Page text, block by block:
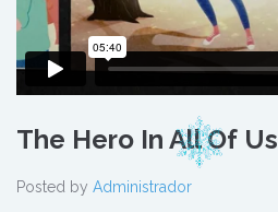
The Hero In All Of Us
Posted by Administrador